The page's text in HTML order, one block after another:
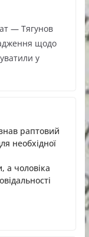
— Тягунов
щодо
у
раптовий
необхідної
а чоловіка